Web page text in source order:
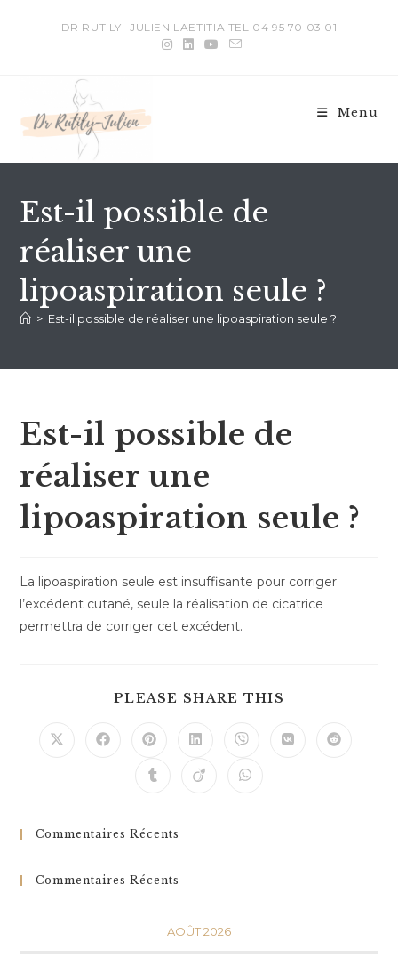
DR RUTILY- JULIEN LAETITIA TEL 04 95 70 03 01
Menu
Est-il possible de
réaliser une
lipoaspiration seule ?
> Est-il possible de réaliser une lipoaspiration seule ?
Est-il possible de
réaliser une
lipoaspiration seule ?
La lipoaspiration seule est insuffisante pour corriger
l’excédent cutané, seule la réalisation de cicatrice
permettra de corriger cet excédent.
PLEASE SHARE THIS
Commentaires Récents
Commentaires Récents
AOÛT 2026